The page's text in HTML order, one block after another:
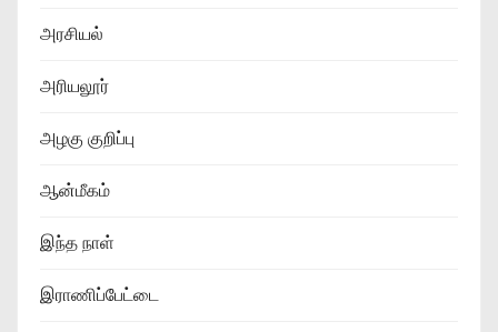
அரசியல்
அரியலூர்
அழகு குறிப்பு
ஆன்மீகம்
இந்த நாள்
இராணிப்பேட்டை